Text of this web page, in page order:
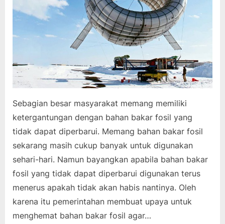
Sebagian besar masyarakat memang memiliki
ketergantungan dengan bahan bakar fosil yang
tidak dapat diperbarui. Memang bahan bakar fosil
sekarang masih cukup banyak untuk digunakan
sehari-hari. Namun bayangkan apabila bahan bakar
fosil yang tidak dapat diperbarui digunakan terus
menerus apakah tidak akan habis nantinya. Oleh
karena itu pemerintahan membuat upaya untuk
menghemat bahan bakar fosil agar…